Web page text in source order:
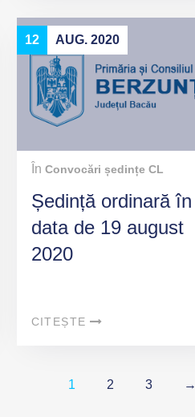
12 AUG. 2020
În Convocări ședințe CL
Ședință ordinară în
data de 19 august
2020
CITEȘTE
1 2 3 →